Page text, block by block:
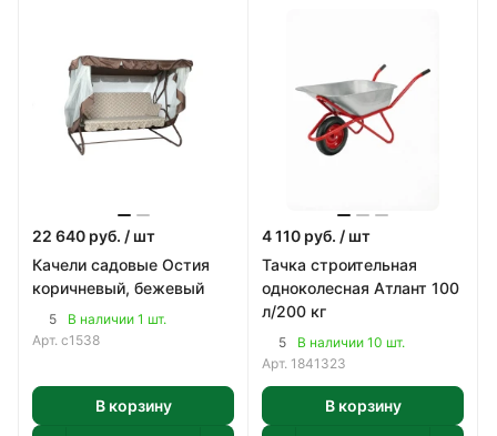
22 640 руб. / шт
Качели садовые Остия
коричневый, бежевый
5
В наличии 1 шт.
Арт. с1538
В корзину
4 110 руб. / шт
Тачка строительная
одноколесная Атлант 100
л/200 кг
5
В наличии 10 шт.
Арт. 1841323
В корзину